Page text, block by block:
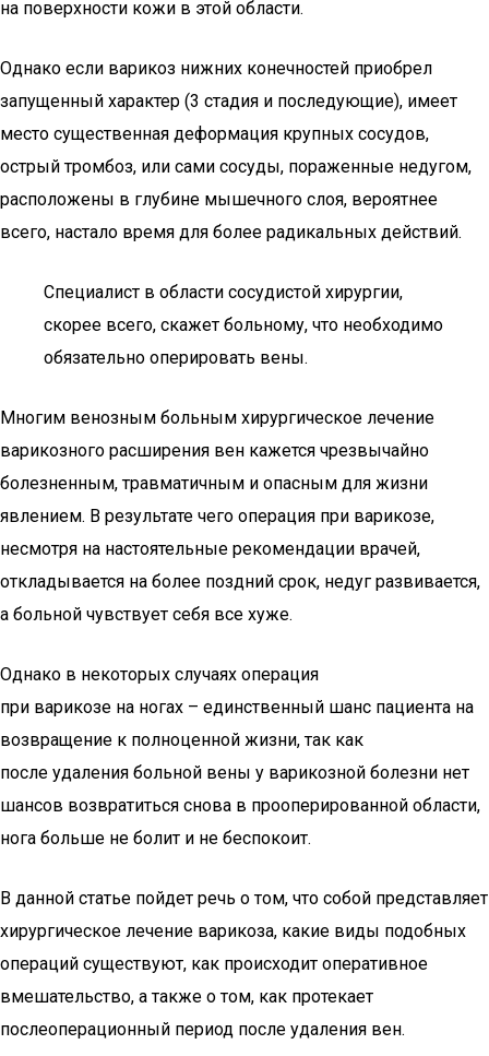
на поверхности кожи в этой области.
Однако если варикоз нижних конечностей приобрел
запущенный характер (3 стадия и последующие), имеет
место существенная деформация крупных сосудов,
острый тромбоз, или сами сосуды, пораженные недугом,
расположены в глубине мышечного слоя, вероятнее
всего, настало время для более радикальных действий.
Специалист в области сосудистой хирургии,
скорее всего, скажет больному, что необходимо
обязательно оперировать вены.
Многим венозным больным хирургическое лечение
варикозного расширения вен кажется чрезвычайно
болезненным, травматичным и опасным для жизни
явлением. В результате чего операция при варикозе,
несмотря на настоятельные рекомендации врачей,
откладывается на более поздний срок, недуг развивается,
а больной чувствует себя все хуже.
Однако в некоторых случаях операция
при варикозе на ногах – единственный шанс пациента на
возвращение к полноценной жизни, так как
после удаления больной вены у варикозной болезни нет
шансов возвратиться снова в прооперированной области,
нога больше не болит и не беспокоит.
В данной статье пойдет речь о том, что собой представляет
хирургическое лечение варикоза, какие виды подобных
операций существуют, как происходит оперативное
вмешательство, а также о том, как протекает
послеоперационный период после удаления вен.